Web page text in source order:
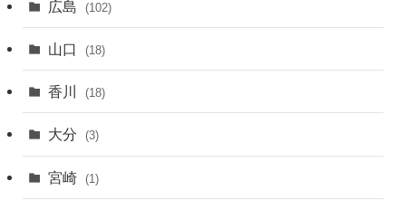
広島 (102)
山口 (18)
香川 (18)
大分 (3)
宮崎 (1)